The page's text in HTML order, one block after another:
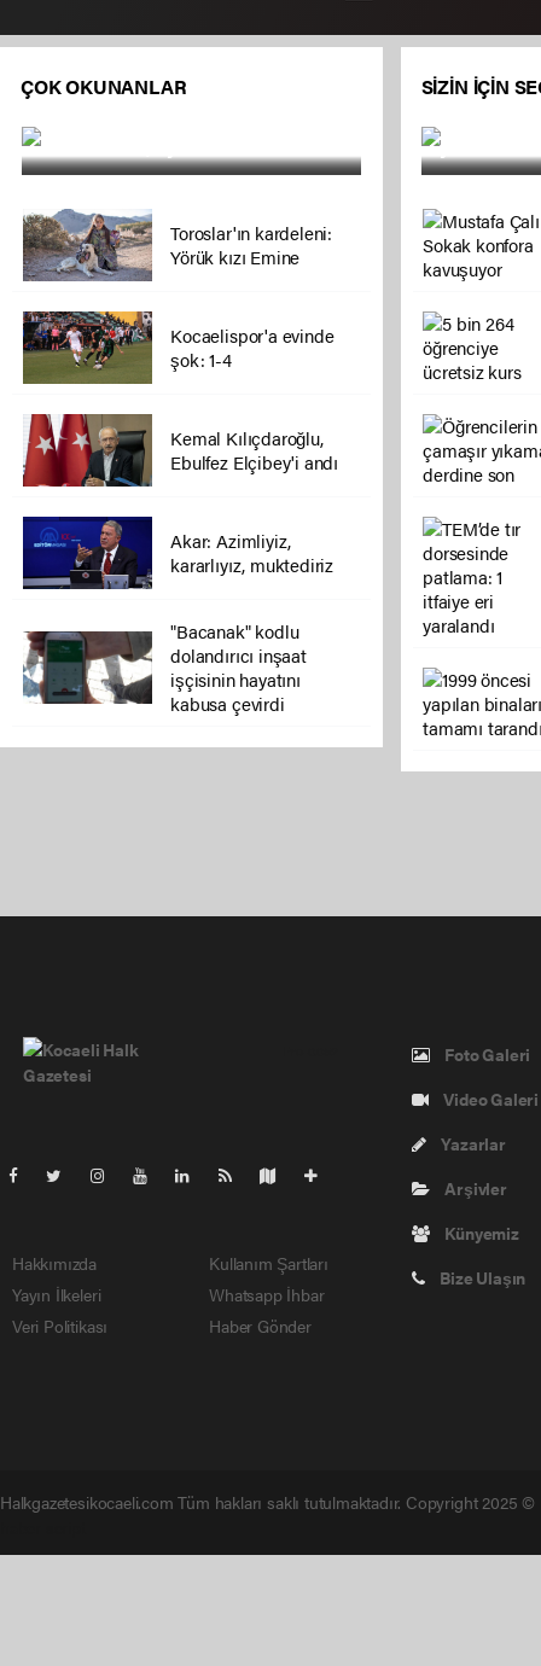
ÇOK OKUNANLAR
döndü: 2 ölü, 1 yaralı
Toroslar'ın kardeleni:
Yörük kızı Emine
Kocaelispor'a evinde
şok: 1-4
Kemal Kılıçdaroğlu,
Ebulfez Elçibey'i andı
Akar: Azimliyiz,
kararlıyız, muktediriz
"Bacanak" kodlu
dolandırıcı inşaat
işçisinin hayatını
kabusa çevirdi
SİZİN İÇİN
yandı
Hakkımızda
Yayın İlkeleri
Veri Politikası
Kullanım Şartları
Whatsapp İhbar
Haber Gönder
Foto Galeri
Video Galeri
Yazarlar
Arşivler
Künyemiz
Bize Ulaşın
Halkgazetesikocaeli.com Tüm hakları saklı tutulmaktadır. Copyright 2025 ©